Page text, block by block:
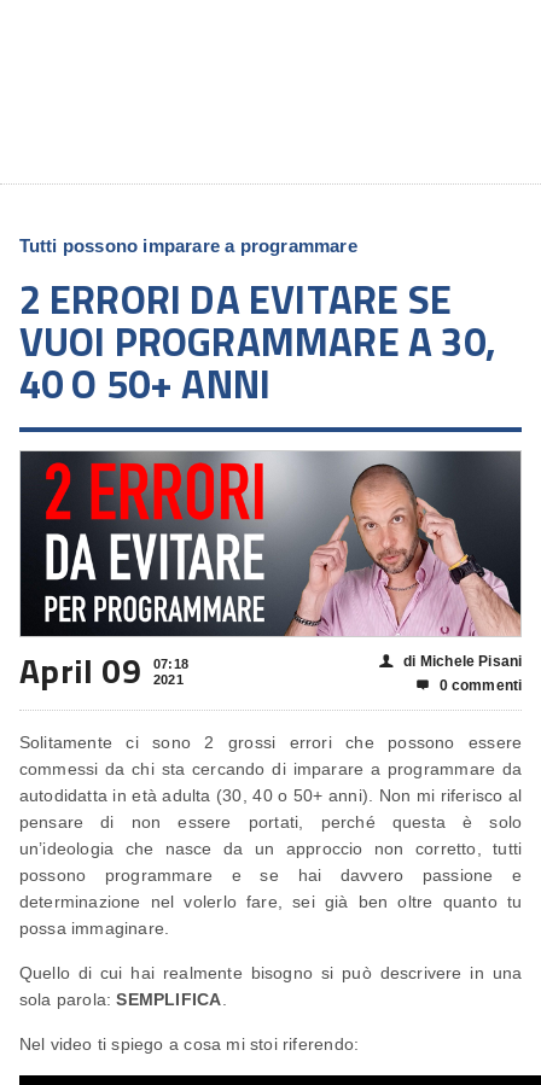
Tutti possono imparare a programmare
2 ERRORI DA EVITARE SE
VUOI PROGRAMMARE A 30,
40 O 50+ ANNI
April 09
07:18
2021
👤 di Michele Pisani
 0 commenti
Solitamente ci sono 2 grossi errori che possono essere
commessi da chi sta cercando di imparare a programmare da
autodidatta in età adulta (30, 40 o 50+ anni). Non mi riferisco al
pensare di non essere portati, perché questa è solo
un’ideologia che nasce da un approccio non corretto, tutti
possono programmare e se hai davvero passione e
determinazione nel volerlo fare, sei già ben oltre quanto tu
possa immaginare.
Quello di cui hai realmente bisogno si può descrivere in una
sola parola:SEMPLIFICA
Nel video ti spiego a cosa mi stoi riferendo: